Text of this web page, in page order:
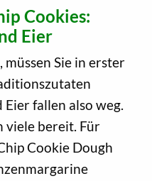
Cookies:
Eier
müssen Sie in erster
fallen also weg.
viele bereit. Für
Cookie Dough